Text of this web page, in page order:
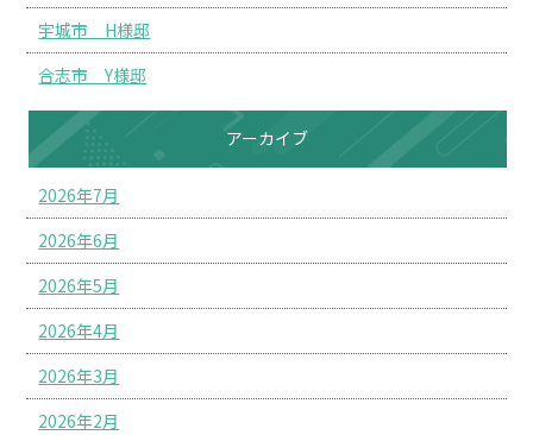
宇城市 H様邸
合志市 Y様邸
アーカイブ
2026年7月
2026年6月
2026年5月
2026年4月
2026年3月
2026年2月